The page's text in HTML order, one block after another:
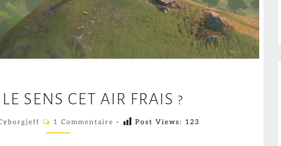
I
K
SENS CET AIR FRAIS ?
C
M
1 Commentaire - Post Views: 123